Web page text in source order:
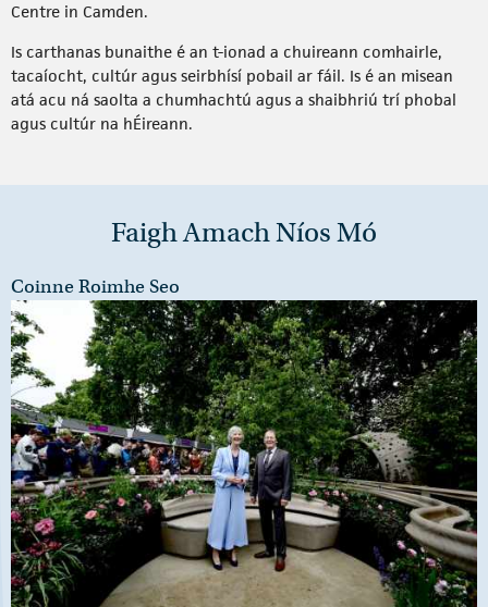
Centre in Camden.
Is carthanas bunaithe é an t-ionad a chuireann comhairle,
tacaíocht, cultúr agus seirbhísí pobail ar fáil. Is é an misean
atá acu ná saolta a chumhachtú agus a shaibhriú trí phobal
agus cultúr na hÉireann.
Faigh Amach Níos Mó
Coinne Roimhe Seo